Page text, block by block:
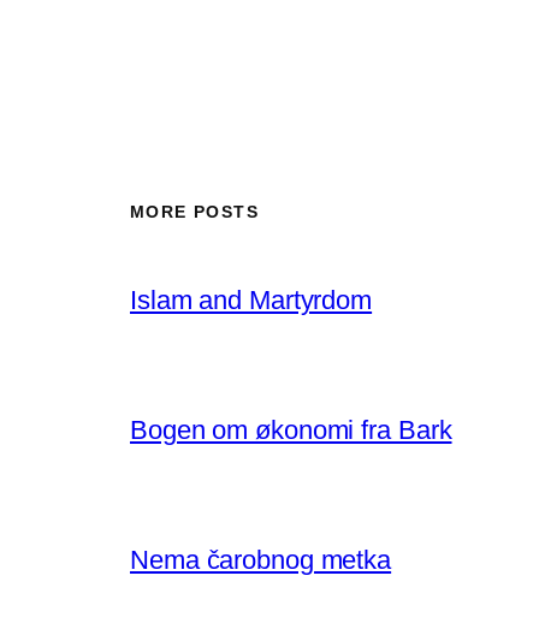
MORE POSTS
Islam and Martyrdom
Bogen om økonomi fra Bark
Nema čarobnog metka